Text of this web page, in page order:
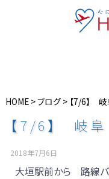
HOME>ブログ> 【7/6】
【7/6】 岐
2018年7月6日
大垣駅前から 路線バ